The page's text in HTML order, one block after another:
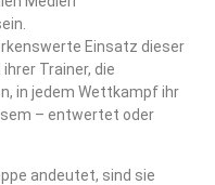
Einsatz dieser
Trainer, die
in jedem Wettkampf ihr
– entwertet oder
andeutet, sind sie